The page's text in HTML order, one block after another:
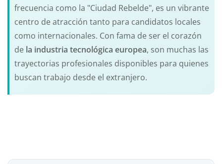
frecuencia como la "Ciudad Rebelde", es un vibrante
centro de atracción tanto para candidatos locales
como internacionales. Con fama de ser el corazón
de la industria tecnológica europea, son muchas las
trayectorias profesionales disponibles para quienes
buscan trabajo desde el extranjero.